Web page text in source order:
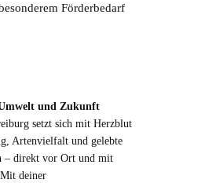
Förderbedarf
und Zukunft
setzt sich mit Herzblut
Artenvielfalt und gelebte
– direkt vor Ort und mit
deiner